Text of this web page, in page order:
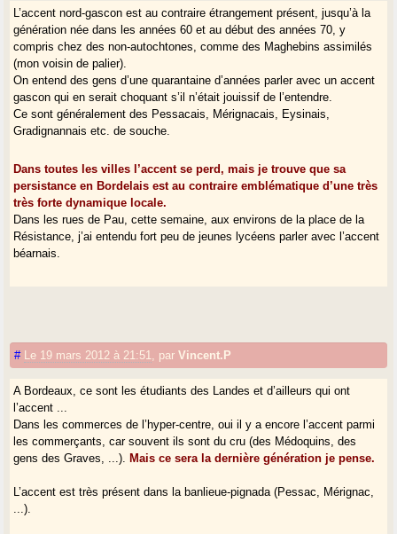
L’accent nord-gascon est au contraire étrangement présent, jusqu’à la
génération née dans les années 60 et au début des années 70, y
compris chez des non-autochtones, comme des Maghebins assimilés
(mon voisin de palier).
On entend des gens d’une quarantaine d’années parler avec un accent
gascon qui en serait choquant s’il n’était jouissif de l’entendre.
Ce sont généralement des Pessacais, Mérignacais, Eysinais,
Gradignannais etc. de souche.
Dans toutes les villes l’accent se perd, mais je trouve que sa
persistance en Bordelais est au contraire emblématique d’une très
très forte dynamique locale.
Dans les rues de Pau, cette semaine, aux environs de la place de la
Résistance, j’ai entendu fort peu de jeunes lycéens parler avec l’accent
béarnais.
# Le 19 mars 2012 à 21:51 parVincent.P
A Bordeaux, ce sont les étudiants des Landes et d’ailleurs qui ont
l’accent ...
Dans les commerces de l’hyper-centre, oui il y a encore l’accent parmi
les commerçants, car souvent ils sont du cru (des Médoquins, des
gens des Graves, ...).
Mais ce sera la dernière génération je pense.
L’accent est très présent dans la banlieue-pignada (Pessac, Mérignac,
...).